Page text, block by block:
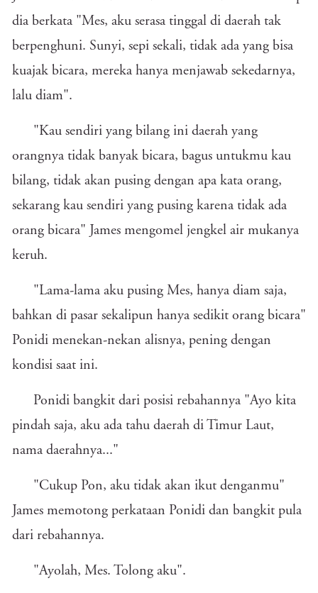
dia berkata "Mes, aku serasa tinggal di daerah tak
berpenghuni. Sunyi, sepi sekali, tidak ada yang bisa
kuajak bicara, mereka hanya menjawab sekedarnya,
lalu diam".
"Kau sendiri yang bilang ini daerah yang
orangnya tidak banyak bicara, bagus untukmu kau
bilang, tidak akan pusing dengan apa kata orang,
sekarang kau sendiri yang pusing karena tidak ada
orang bicara" James mengomel jengkel air mukanya
keruh.
"Lama-lama aku pusing Mes, hanya diam saja,
bahkan di pasar sekalipun hanya sedikit orang bicara"
Ponidi menekan-nekan alisnya, pening dengan
kondisi saat ini.
Ponidi bangkit dari posisi rebahannya "Ayo kita
pindah saja, aku ada tahu daerah di Timur Laut,
nama daerahnya..."
"Cukup Pon, aku tidak akan ikut denganmu"
James memotong perkataan Ponidi dan bangkit pula
dari rebahannya.
"Ayolah, Mes. Tolong aku".